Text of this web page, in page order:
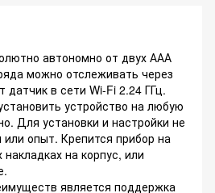
автономно от двух ААА
можно отслеживать через
датчик в сети Wi-Fi 2.24 ГГц.
устройство на любую
Для установки и настройки не
опыт. Крепится прибор на
на корпус, или
является поддержка